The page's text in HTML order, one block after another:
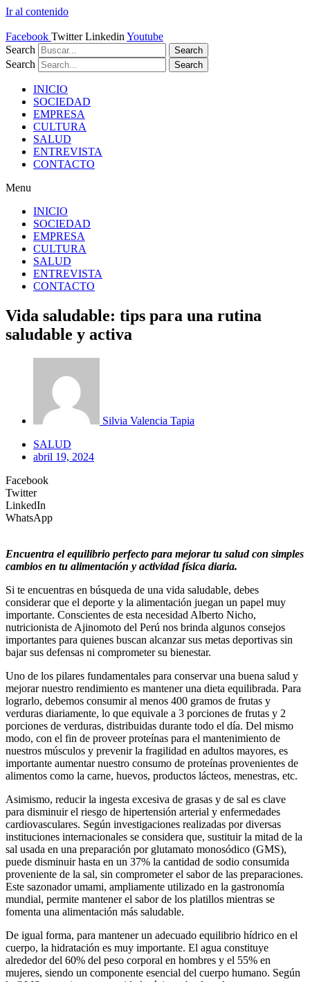
Ir al contenido
Facebook Twitter Linkedin Youtube
Search
Search
Search Search
INICIO
SOCIEDAD
EMPRESA
CULTURA
SALUD
ENTREVISTA
CONTACTO
Menu
INICIO
SOCIEDAD
EMPRESA
CULTURA
SALUD
ENTREVISTA
CONTACTO
Vida saludable: tips para una rutina
saludable y activa
Silvia Valencia Tapia
SALUD
abril 19, 2024
Facebook
Twitter
LinkedIn
WhatsApp
Encuentra el equilibrio perfecto para mejorar tu salud con simples
cambios en tu alimentación y actividad física diaria.
Si te encuentras en búsqueda de una vida saludable, debes
considerar que el deporte y la alimentación juegan un papel muy
importante. Conscientes de esta necesidad Alberto Nicho,
nutricionista de Ajinomoto del Perú nos brinda algunos consejos
importantes para quienes buscan alcanzar sus metas deportivas sin
bajar sus defensas ni comprometer su bienestar.
Uno de los pilares fundamentales para conservar una buena salud y
mejorar nuestro rendimiento es mantener una dieta equilibrada. Para
lograrlo, debemos consumir al menos 400 gramos de frutas y
verduras diariamente, lo que equivale a 3 porciones de frutas y 2
porciones de verduras, distribuidas durante todo el día. Del mismo
modo, con el fin de proveer proteínas para el mantenimiento de
nuestros músculos y prevenir la fragilidad en adultos mayores, es
importante aumentar nuestro consumo de proteínas provenientes de
alimentos como la carne, huevos, productos lácteos, menestras, etc.
Asimismo, reducir la ingesta excesiva de grasas y de sal es clave
para disminuir el riesgo de hipertensión arterial y enfermedades
cardiovasculares. Según investigaciones realizadas por diversas
instituciones internacionales se considera que, sustituir la mitad de la
sal usada en una preparación por glutamato monosódico (GMS),
puede disminuir hasta en un 37% la cantidad de sodio consumida
proveniente de la sal, sin comprometer el sabor de las preparaciones.
Este sazonador umami, ampliamente utilizado en la gastronomía
mundial, permite mantener el sabor de los platillos mientras se
fomenta una alimentación más saludable.
De igual forma, para mantener un adecuado equilibrio hídrico en el
cuerpo, la hidratación es muy importante. El agua constituye
alrededor del 60% del peso corporal en hombres y el 55% en
mujeres, siendo un componente esencial del cuerpo humano. Según